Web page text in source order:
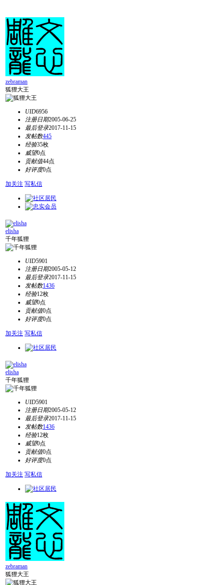
zebraman
狐狸大王
UID6956
注册日期2005-06-25
最后登录2017-11-15
发帖数445
经验35枚
威望0点
贡献值44点
好评度0点
加关注 写私信
elisha
千年狐狸
UID5901
注册日期2005-05-12
最后登录2017-11-15
发帖数1436
经验12枚
威望0点
贡献值0点
好评度0点
加关注 写私信
elisha
千年狐狸
UID5901
注册日期2005-05-12
最后登录2017-11-15
发帖数1436
经验12枚
威望0点
贡献值0点
好评度0点
加关注 写私信
zebraman
狐狸大王